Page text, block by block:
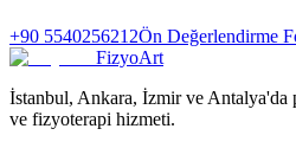
+90 5540256212Ön Değerlendirme
FizyoArt
İstanbul, Ankara, İzmir ve Antalya'da
ve fizyoterapi hizmeti.